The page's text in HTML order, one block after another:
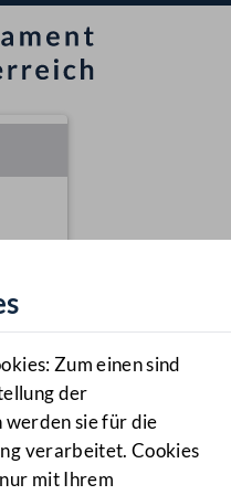
Zum einen sind
der
sie für die
verarbeitet. Cookies
mit Ihrem